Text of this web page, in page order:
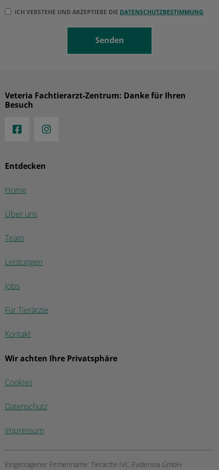
ICH VERSTEHE UND AKZEPTIERE DIE DATENSCHUTZBESTIMMUNG
Entdecken
Home
Über uns
Team
Leistungen
Jobs
Für Tierärzte
Kontakt
Wir achten Ihre Privatsphäre
Cookies
Datenschutz
Impressum
Veteria Fachtierarzt-Zentrum: Danke für Ihren
Besuch
Eingetragener Firmenname: Tierärzte IVC Evidensia GmbH